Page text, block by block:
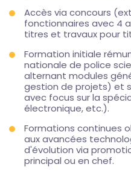
Accès via concours
fonctionnaires avec 4
titres et travaux pour
Formation initiale
nationale de police
alternant modules
gestion de projets) et
avec focus sur la
électronique, etc.).
Formations continues
aux avancées
d'évolution via
principal ou en chef.